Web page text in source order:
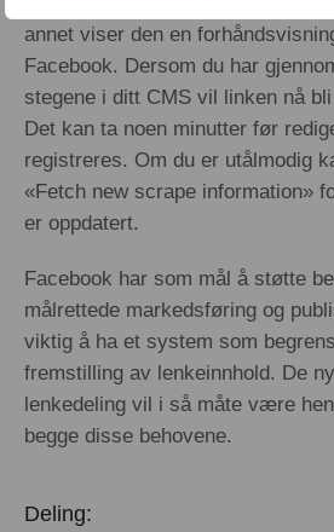
annet viser den en
Facebook. Dersom du har
stegene i ditt CMS vil linken nå
Det kan ta noen minutter før
registreres. Om du er utålmodig
«Fetch new scrape information»
er oppdatert.
Facebook har som mål å støtte
målrettede markedsføring og
viktig å ha et system som
fremstilling av lenkeinnhold. De
lenkedeling vil i så måte være
begge disse behovene.
Deling: